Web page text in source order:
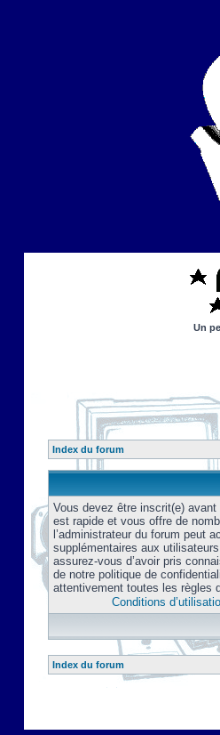
Un
Index du forum
Vous devez être inscrit(e) avant
est rapide et vous offre de
l’administrateur du forum peut
supplémentaires aux
assurez-vous d’avoir pris
de notre politique de
attentivement toutes les règles
Conditions
Index du forum